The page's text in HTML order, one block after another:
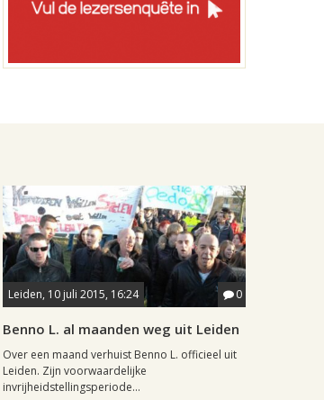
Leiden, 10 juli 2015, 16:24 0
Benno L. al maanden weg uit Leiden
Over een maand verhuist Benno L. officieel uit
Leiden. Zijn voorwaardelijke
invrijheidstellingsperiode...